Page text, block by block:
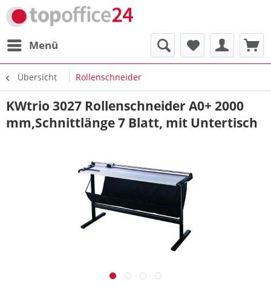
Menü
Übersicht Rollenschneider
KWtrio 3027 Rollenschneider A0+ 2000
mm,Schnittlänge 7 Blatt, mit Untertisch